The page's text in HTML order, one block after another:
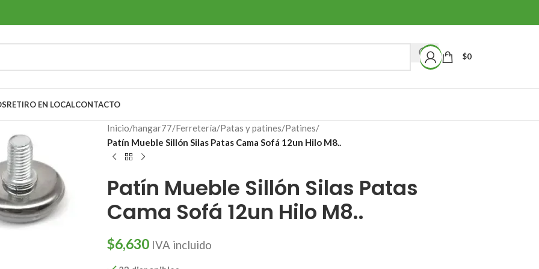
$0
RETIRO EN LOCALCONTACTO
Inicio/hangar77/Ferretería/Patas y patines/Patines/
Patín Mueble Sillón Silas Patas Cama Sofá 12un Hilo M8..
Patín Mueble Sillón Silas Patas
Cama Sofá 12un Hilo M8..
$6,630 IVA incluido